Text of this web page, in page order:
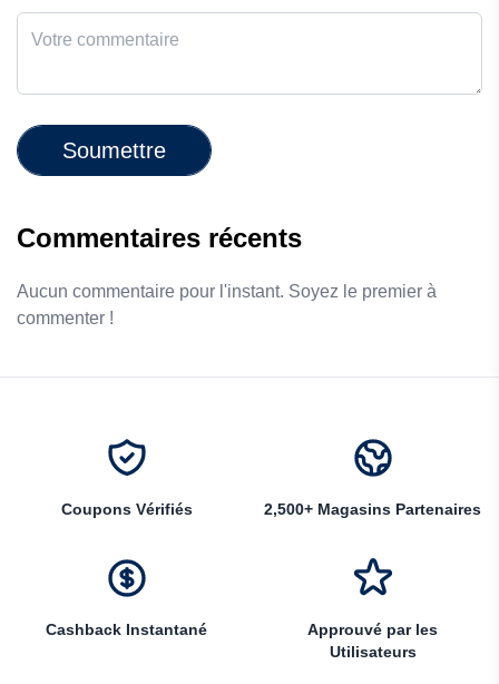
Soumettre
Commentaires récents
Aucun commentaire pour l'instant. Soyez le premier à
commenter !
Coupons Vérifiés 2,500+ Magasins Partenaires
Cashback Instantané
Approuvé par les
Utilisateurs